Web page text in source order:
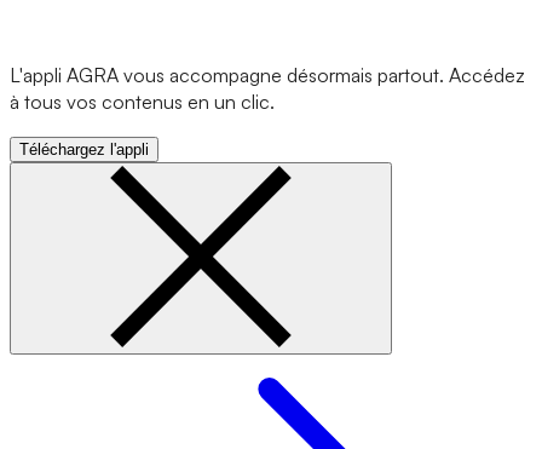
L'appli AGRA vous accompagne désormais partout. Accédez
à tous vos contenus en un clic.
Téléchargez l'appli